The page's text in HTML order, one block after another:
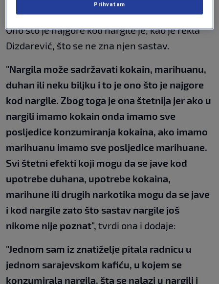
puta jača od aerosolne faze cigarete.
Ono što je najgore kod nargile je, kao je rekla
Dizdarević, što se ne zna njen sastav.
"Nargila može sadržavati kokain, marihuanu,
duhan ili neku biljku i to je ono što je najgore
kod nargile. Zbog toga je ona štetnija jer ako u
nargili imamo kokain onda imamo sve
posljedice konzumiranja kokaina, ako imamo
marihuanu imamo sve posljedice marihuane.
Svi štetni efekti koji mogu da se jave kod
upotrebe duhana, upotrebe kokaina,
marihune ili drugih narkotika mogu da se jave
i kod nargile zato što sastav nargile još
nikome nije poznat", tvrdi ona i dodaje:
"Jednom sam iz znatiželje pitala radnicu u
jednom sarajevskom kafiću, u kojem se
konzumirala nargila, šta se nalazi u nargili i
Prihvatam